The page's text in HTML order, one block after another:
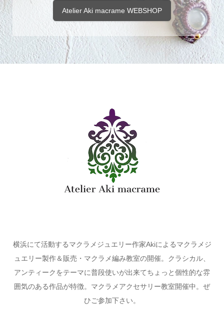
Atelier Aki macrame WEBSHOP
横浜にて活動するマクラメジュエリー作家Akiによるマクラメジ
ュエリー製作＆販売・マクラメ編み教室の開催。クラシカル、
アンティークをテーマに普段使いが出来てちょっと個性的な雰
囲気のある作品が特徴。マクラメアクセサリー教室開催中。ぜ
ひご参加下さい。